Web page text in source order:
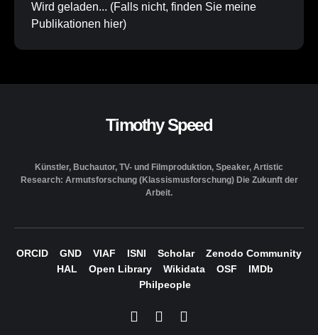
Wird geladen... (Falls nicht, finden Sie meine
Publikationen hier)
Timothy Speed
Künstler, Buchautor, TV- und Filmproduktion, Speaker, Artistic
Research: Armutsforschung (Klassismusforschung) Die Zukunft der
Arbeit.
ORCID GND VIAF ISNI Scholar
Zenodo Community
HAL
Open Library Wikidata OSF
IMDb
Philpeople